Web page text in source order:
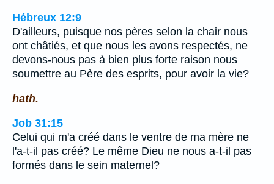
Hébreux 12:9
D'ailleurs, puisque nos pères selon la chair nous
ont châtiés, et que nous les avons respectés, ne
devons-nous pas à bien plus forte raison nous
soumettre au Père des esprits, pour avoir la vie?
hath.
Job 31:15
Celui qui m'a créé dans le ventre de ma mère ne
l'a-t-il pas créé? Le même Dieu ne nous a-t-il pas
formés dans le sein maternel?